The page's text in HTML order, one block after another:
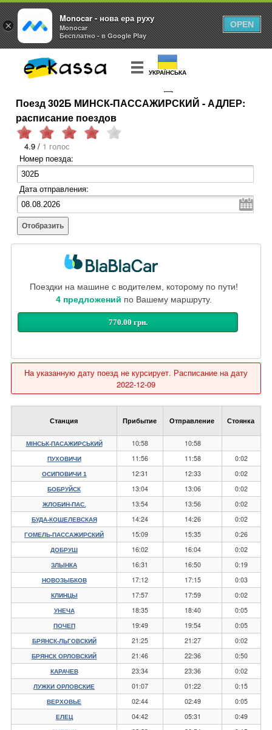
УКРАЇНСЬКА
КУПИТЬБИЛЕТ
Поезд 302Б МИНСК-ПАССАЖИРСКИЙ - АДЛЕР:
расписание поездов
4.9 / 1 голос
Номер поезда:
Дата отправления:
Отобразить
Поездки на машине с водителем, которому по пути!
4 предложений по Вашему маршруту.
770.00 грн.
На указанную дату поезд не курсирует. Расписание на дату
2022-12-09
Станция Прибытие Отправление Стоянка
МІНСЬК-ПАСАЖИРСЬКИЙ 10:58 10:58
ПУХОВИЧИ 11:56 11:58 0:02
ОСИПОВИЧИ 1 12:31 12:33 0:02
БОБРУЙСК 13:04 13:06 0:02
ЖЛОБИН-ПАС. 13:54 13:56 0:02
БУДА-КОШЕЛЕВСКАЯ 14:24 14:26 0:02
ГОМЕЛЬ-ПАССАЖИРСКИЙ 15:09 15:35 0:26
ДОБРУШ 16:02 16:04 0:02
ЗЛЫНКА 16:31 16:50 0:19
НОВОЗЫБКОВ 17:12 17:15 0:03
КЛИНЦЫ 17:57 17:59 0:02
УНЕЧА 18:35 18:40 0:05
ПОЧЕП 19:49 19:54 0:05
БРЯНСК-ЛЬГОВСКИЙ 21:25 21:27 0:02
БРЯНСК ОРЛОВСКИЙ 21:46 22:36 0:50
КАРАЧЕВ 23:34 23:36 0:02
ЛУЖКИ ОРЛОВСКИЕ 01:07 01:22 0:15
ВЕРХОВЬЕ 02:44 02:49 0:05
ЕЛЕЦ 04:42 05:31 0:49
×
Monocar - нова ера руху
Monocar
Бесплатно - в Google Play
OPEN